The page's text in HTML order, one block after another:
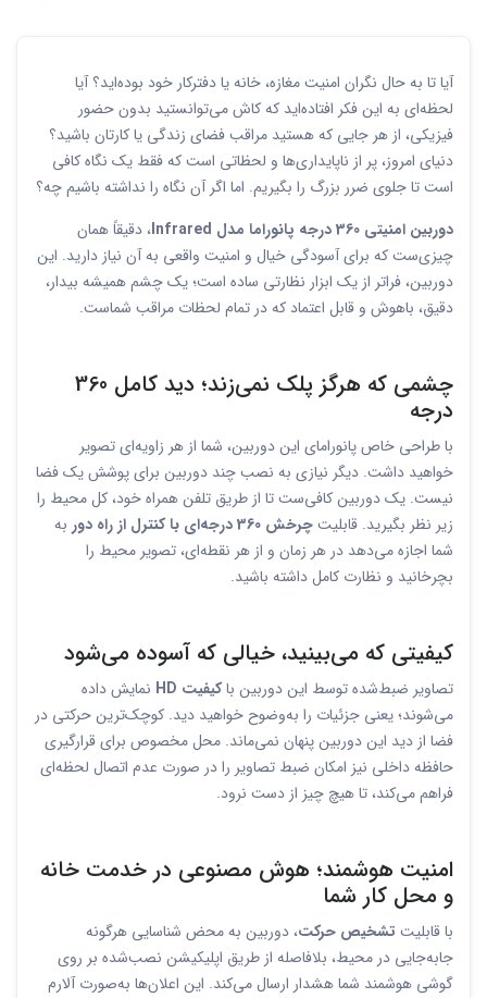
آیا تا به حال نگران امنیت مغازه، خانه یا دفترکار خود بوده‌اید؟ آیا
لحظه‌ای به این فکر افتاده‌اید که کاش می‌توانستید بدون حضور
فیزیکی، از هر جایی که هستید مراقب فضای زندگی یا کارتان باشید؟
دنیای امروز، پر از ناپایداری‌ها و لحظاتی است که فقط یک نگاه کافی
است تا جلوی ضرر بزرگ را بگیریم. اما اگر آن نگاه را نداشته باشیم چه؟
دوربین امنیتی 360 درجه پانوراما مدل Infrared
، دقیقاً همان
چیزی‌ست که برای آسودگی خیال و امنیت واقعی به آن نیاز دارید. این
دوربین، فراتر از یک ابزار نظارتی ساده است؛ یک چشم همیشه بیدار،
دقیق، باهوش و قابل اعتماد که در تمام لحظات مراقب شماست.
چشمی که هرگز پلک نمی‌زند؛ دید کامل 360
درجه
با طراحی خاص پانورامای این دوربین، شما از هر زاویه‌ای تصویر
خواهید داشت. دیگر نیازی به نصب چند دوربین برای پوشش یک فضا
نیست. یک دوربین کافی‌ست تا از طریق تلفن همراه خود، کل محیط را
زیر نظر بگیرید. قابلیتچرخش 360 درجه‌ای با کنترل از راه دور
به
شما اجازه می‌دهد در هر زمان و از هر نقطه‌ای، تصویر محیط را
بچرخانید و نظارت کامل داشته باشید.
کیفیتی که می‌بینید، خیالی که آسوده می‌شود
تصاویر ضبط‌شده توسط این دوربین باکیفیت HD
نمایش داده
می‌شوند؛ یعنی جزئیات را به‌وضوح خواهید دید. کوچک‌ترین حرکتی در
فضا از دید این دوربین پنهان نمی‌ماند. محل مخصوص برای قرارگیری
حافظه داخلی نیز امکان ضبط تصاویر را در صورت عدم اتصال لحظه‌ای
فراهم می‌کند، تا هیچ چیز از دست نرود.
امنیت هوشمند؛ هوش مصنوعی در خدمت خانه
و محل کار شما
با قابلیت تشخیص حرکت، دوربین به محض شناسایی هرگونه
جابه‌جایی در محیط، بلافاصله از طریق اپلیکیشن نصب‌شده بر روی
گوشی هوشمند شما هشدار ارسال می‌کند. این اعلان‌ها به‌صورت آلارم